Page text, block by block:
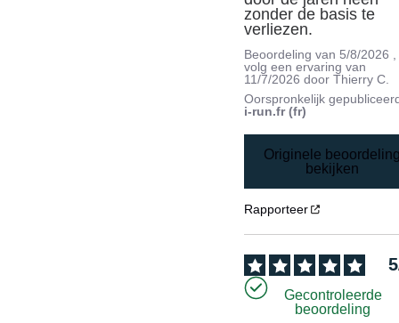
zonder de basis te
verliezen.
Beoordeling van 5/8/2026
volg een ervaring van
11/7/2026 doorThierry C.
Oorspronkelijk
i-run.fr (fr)
Originele
bekijken
Rapporteer
5
Gecontroleerde
beoordeling